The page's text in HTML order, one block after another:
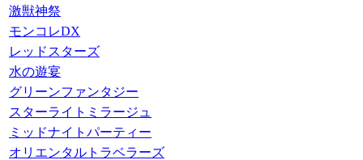
激獣神祭
モンコレDX
レッドスターズ
水の遊宴
グリーンファンタジー
スターライトミラージュ
ミッドナイトパーティー
オリエンタルトラベラーズ